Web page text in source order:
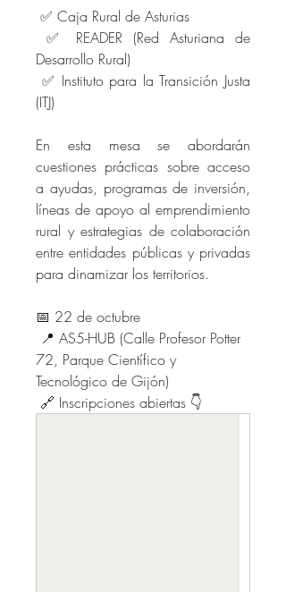
✅ Caja Rural de Asturias
✅ READER (Red Asturiana de
Desarrollo Rural)
✅ Instituto para la Transición Justa
(ITJ)
En esta mesa se abordarán
cuestiones prácticas sobre acceso
a ayudas, programas de inversión,
líneas de apoyo al emprendimiento
rural y estrategias de colaboración
entre entidades públicas y privadas
para dinamizar los territorios.
📅 22 de octubre
📍 AS5-HUB (Calle Profesor Potter
72, Parque Científico y
Tecnológico de Gijón)
🔗 Inscripciones abiertas 👇